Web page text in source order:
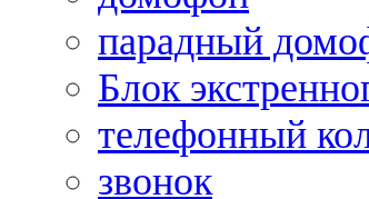
парадный
Блок
телефонный
звонок